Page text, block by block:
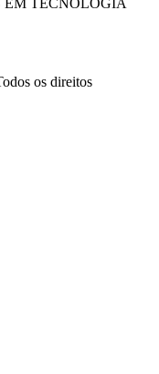
TECNOLOGIA
os direitos